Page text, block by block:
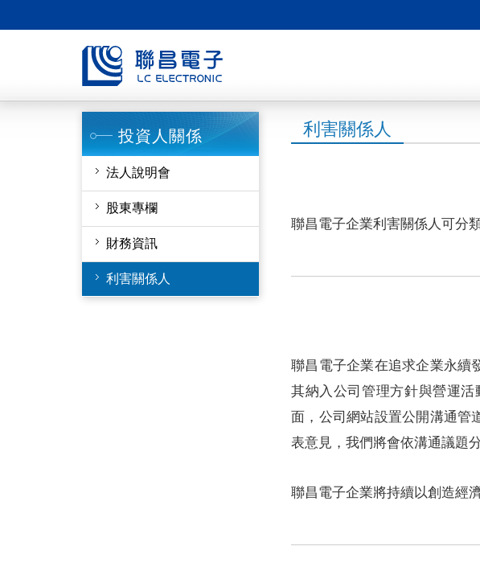
投資人關係
法人說明會
股東專欄
財務資訊
利害關係人
利害關係人
聯昌電子企業利害關係人可分
聯昌電子企業在追求企業永續
其納入公司管理方針與營運
面，公司網站設置公開溝通管
表意見，我們將會依溝通議題
聯昌電子企業將持續以創造經